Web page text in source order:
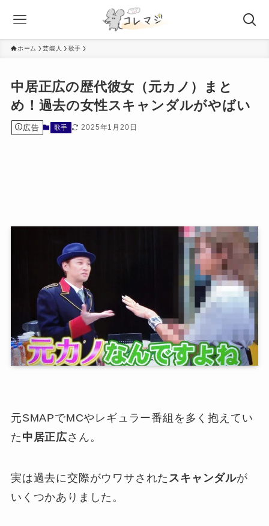
ホーム 芸能人 歌手
中居正広の歴代彼女（元カノ）まと
め！過去の女性スキャンダルがやばい
広告 歌手 2025年1月20日
元SMAPでMCやレギュラー番組を多く抱えてい
た 中居正広さん。
実は過去に交際がウワサされた スキャンダルが
いくつかありました。